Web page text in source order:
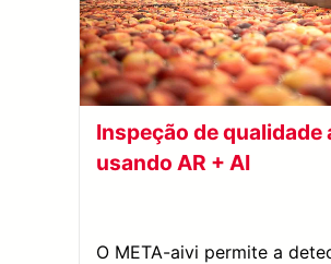
Inspeção de qualidade
usando AR + AI
O META-aivi permite a